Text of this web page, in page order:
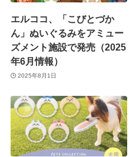
エルココ、「こびとづか
ん」ぬいぐるみをアミュー
ズメント施設で発売（2025
年6月情報）
2025年8月1日